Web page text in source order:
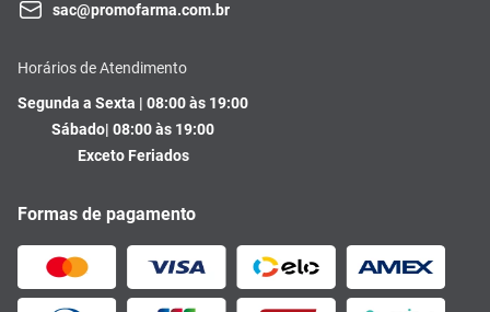
sac@promofarma.com.br
Horários de Atendimento
Segunda a Sexta | 08:00 às 19:00
Sábado| 08:00 às 19:00
Exceto Feriados
Formas de pagamento